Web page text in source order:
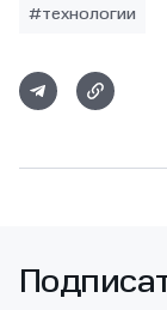
#технологии